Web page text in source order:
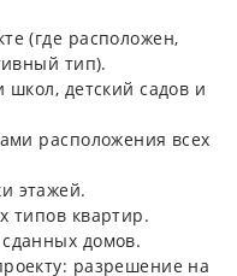
(где расположен,
тип).
школ, детский садов и
расположения всех
этажей.
типов квартир.
домов.
разрешение на